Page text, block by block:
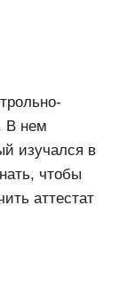
В нем
изучался в
чтобы
аттестат